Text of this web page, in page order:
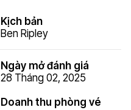
Kịch bản
Ben Ripley
Ngày mở đánh giá
28 Tháng 02, 2025
Doanh thu phòng vé